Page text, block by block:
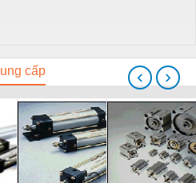
cấp ‹ ›